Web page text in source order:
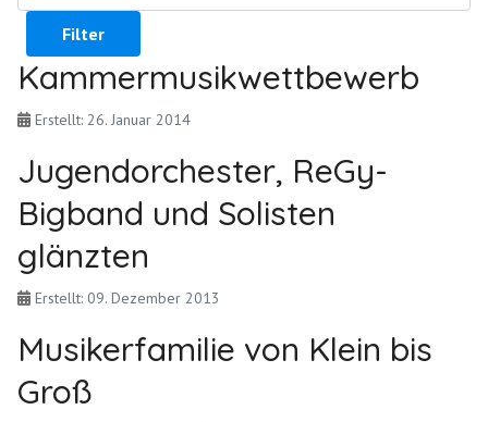
Filter
Kammermusikwettbewerb
Erstellt: 26. Januar 2014
Jugendorchester, ReGy-
Bigband und Solisten
glänzten
Erstellt: 09. Dezember 2013
Musikerfamilie von Klein bis
Groß